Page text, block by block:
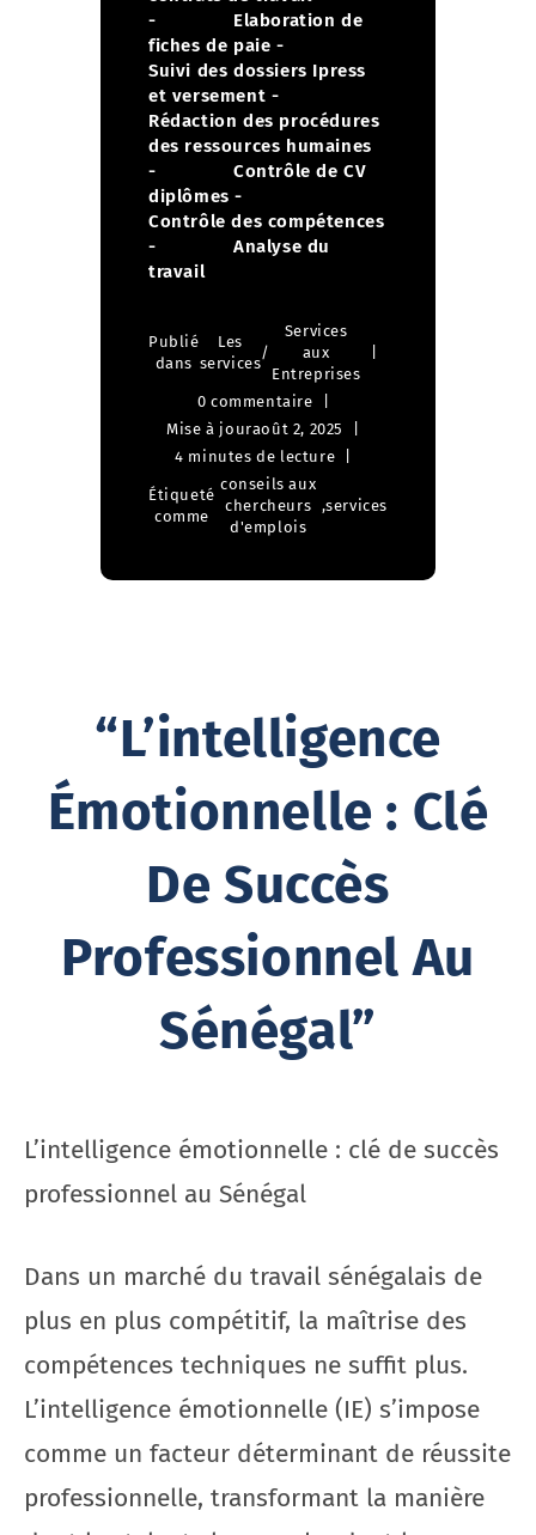
- Elaboration de
fiches de paie -
Suivi des dossiers Ipress
et versement -
Rédaction des procédures
des ressources humaines
- Contrôle de CV
diplômes -
Contrôle des compétences
- Analyse du
travail
Publié
dans
Les
services
/
Services
aux
Entreprises
0 commentaire
Mise à jouraoût 2, 2025
4 minutes de lecture
Étiqueté
comme
conseils aux
chercheurs
d'emplois
,services
“L’intelligence
Émotionnelle : Clé
De Succès
Professionnel Au
Sénégal”
L’intelligence émotionnelle : clé de succès
professionnel au Sénégal
Dans un marché du travail sénégalais de
plus en plus compétitif, la maîtrise des
compétences techniques ne suffit plus.
L’intelligence émotionnelle (IE) s’impose
comme un facteur déterminant de réussite
professionnelle, transformant la manière